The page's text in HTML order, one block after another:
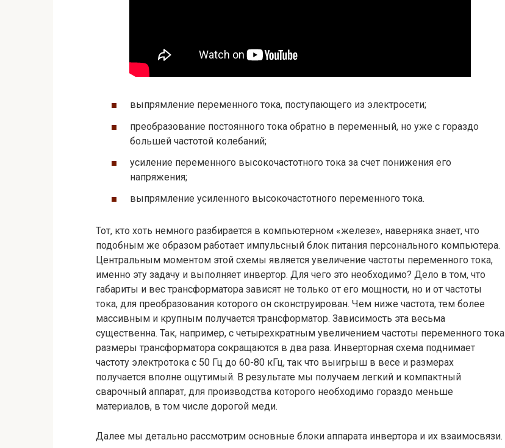
выпрямление переменного тока, поступающего из электросети;
преобразование постоянного тока обратно в переменный, но уже с гораздо
большей частотой колебаний;
усиление переменного высокочастотного тока за счет понижения его
напряжения;
выпрямление усиленного высокочастотного переменного тока.
Тот, кто хоть немного разбирается в компьютерном «железе», наверняка знает, что
подобным же образом работает импульсный блок питания персонального компьютера.
Центральным моментом этой схемы является увеличение частоты переменного тока,
именно эту задачу и выполняет инвертор. Для чего это необходимо? Дело в том, что
габариты и вес трансформатора зависят не только от его мощности, но и от частоты
тока, для преобразования которого он сконструирован. Чем ниже частота, тем более
массивным и крупным получается трансформатор. Зависимость эта весьма
существенна. Так, например, с четырехкратным увеличением частоты переменного тока
размеры трансформатора сокращаются в два раза. Инверторная схема поднимает
частоту электротока с 50 Гц до 60-80 кГц, так что выигрыш в весе и размерах
получается вполне ощутимый. В результате мы получаем легкий и компактный
сварочный аппарат, для производства которого необходимо гораздо меньше
материалов, в том числе дорогой меди.
Далее мы детально рассмотрим основные блоки аппарата инвертора и их взаимосвязи.